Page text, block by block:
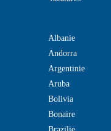
Albanie
Andorra
Argentinie
Aruba
Bolivia
Bonaire